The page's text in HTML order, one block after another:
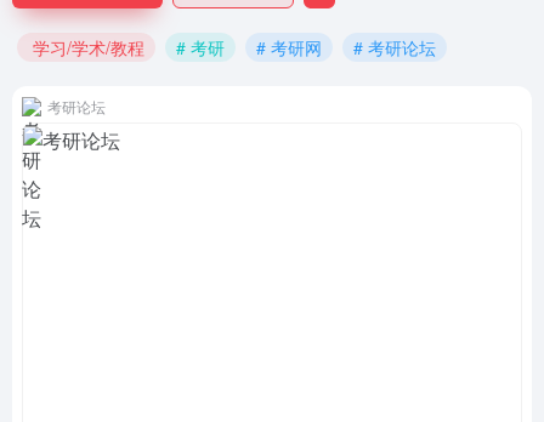
学习/学术/教程 # 考研 # 考研网 # 考研论坛
考研论坛